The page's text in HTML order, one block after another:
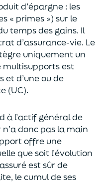
d’épargne : les
« primes ») sur le
temps des gains. Il
d’assurance-vie. Le
uniquement un
multisupports est
et d’une ou de
(UC).
à l’actif général de
n’a donc pas la main
offre une
que soit l’évolution
est sûr de
le cumul de ses